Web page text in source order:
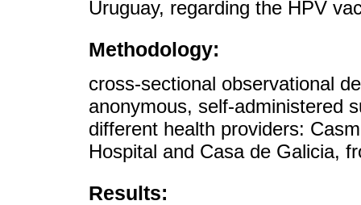
Uruguay, regarding the HPV
Methodology:
cross-sectional observational
anonymous, self-administered
different health providers:
Hospital and Casa de Galicia,
Results: